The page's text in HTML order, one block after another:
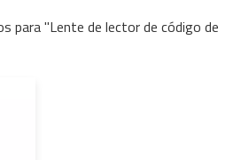
para "Lente de lector de código de